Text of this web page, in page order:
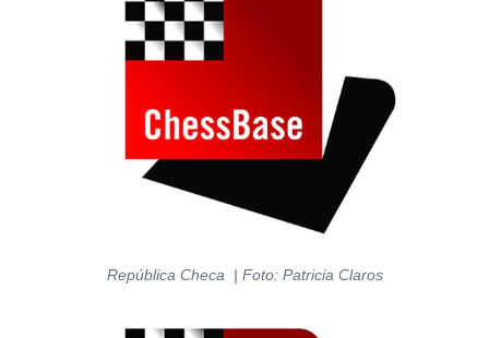
República Checa | Foto: Patricia Claros